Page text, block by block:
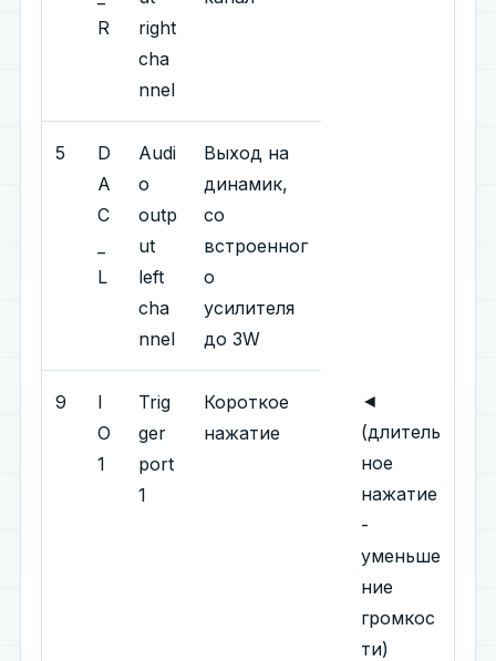
R
right
cha
nnel
5
D
A
C
L
Audi
o
outp
ut
left
cha
nnel
Выход на
динамик,
со
встроенног
о
усилителя
до 3W
9
I
O
1
Trig
ger
port
1
Короткое
нажатие
◄
(длитель
ное
нажатие
-
уменьше
ние
громкос
ти)